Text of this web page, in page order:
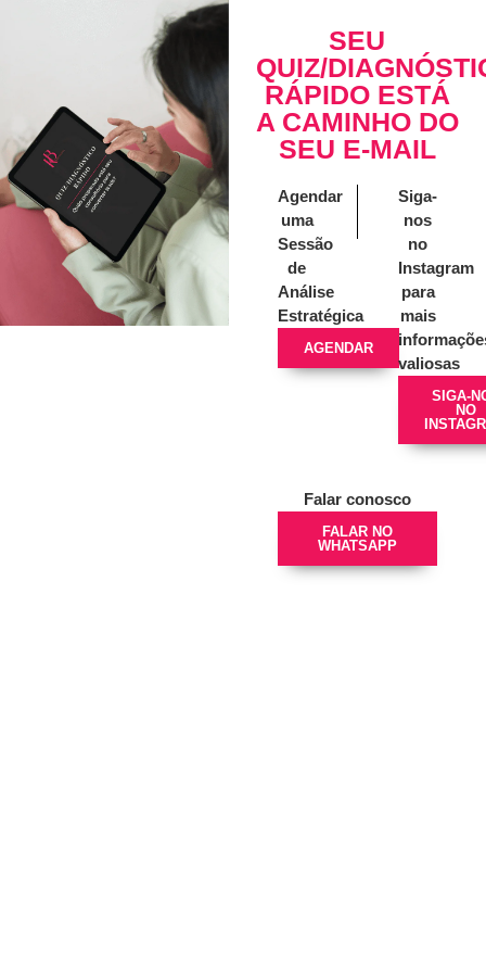
SEU
QUIZ/
RÁPIDO ESTÁ
A CAMINHO DO
SEU E-MAIL
Agendar
uma
Sessão
de
Análise
Estratégica
AGENDAR
Siga-
nos
no
Instagram
para
mais
valiosas
SIGA-
NO
Falar conosco
FALAR NO
WHATSAPP